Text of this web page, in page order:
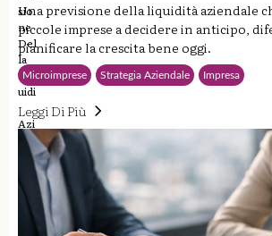
Una previsione della liquidità aziendale
piccole imprese a decidere in anticipo,
pianificare la crescita bene oggi.
Microimprese Strategia Aziendale Impresa
Leggi Di Più